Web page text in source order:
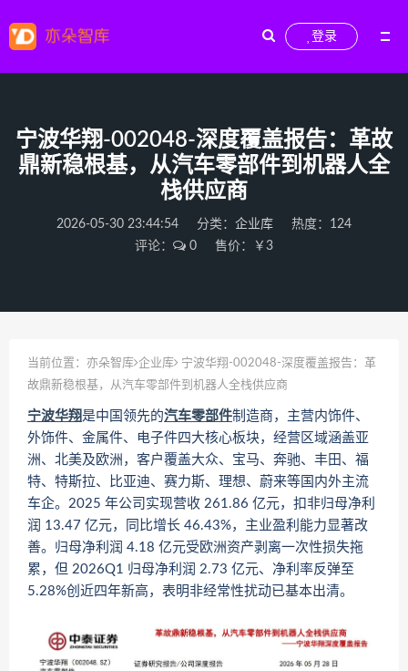
登录
宁波华翔-002048-深度覆盖报告：革故
鼎新稳根基，从汽车零部件到机器人全
栈供应商
2026-05-30 23:44:54 分类： 企业库
热度：124
评论：
0 售价：￥3
当前位置： 亦朵智库 企业库
宁波华翔-002048-深度覆盖报告：革
故鼎新稳根基，从汽车零部件到机器人全栈供应商
宁波华翔是中国领先的汽车零部件制造商，主营内饰件、
外饰件、金属件、电子件四大核心板块，经营区域涵盖亚
洲、北美及欧洲，客户覆盖大众、宝马、奔驰、丰田、福
特、特斯拉、比亚迪、赛力斯、理想、蔚来等国内外主流
车企。2025 年公司实现营收 261.86 亿元，扣非归母净利
润 13.47 亿元，同比增长 46.43%，主业盈利能力显著改
善。归母净利润 4.18 亿元受欧洲资产剥离一次性损失拖
累，但 2026Q1 归母净利润 2.73 亿元、净利率反弹至
5.28%创近四年新高，表明非经常性扰动已基本出清。